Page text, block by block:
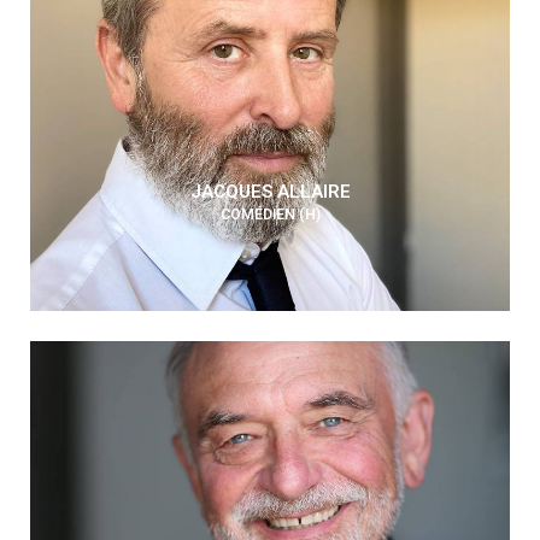
JACQUES ALLAIRE
COMÉDIEN (H)